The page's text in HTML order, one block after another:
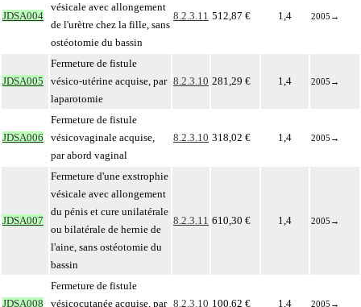
JDSA004
vésicale avec allongement
de l'urètre chez la fille, sans
ostéotomie du bassin
8.2.3.11 512,87 € 1,4 2005 →
JDSA005
Fermeture de fistule
vésico-utérine acquise, par
laparotomie
8.2.3.10 281,29 € 1,4 2005 →
JDSA006
Fermeture de fistule
vésicovaginale acquise,
par abord vaginal
8.2.3.10 318,02 € 1,4 2005 →
JDSA007
Fermeture d'une exstrophie
vésicale avec allongement
du pénis et cure unilatérale
ou bilatérale de hernie de
l'aine, sans ostéotomie du
bassin
8.2.3.11 610,30 € 1,4 2005 →
JDSA008
Fermeture de fistule
vésicocutanée acquise, par 8.2.3.10 100,62 € 1,4 2005 →